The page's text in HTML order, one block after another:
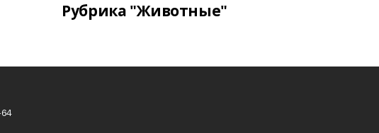
Рубрика "Животные"